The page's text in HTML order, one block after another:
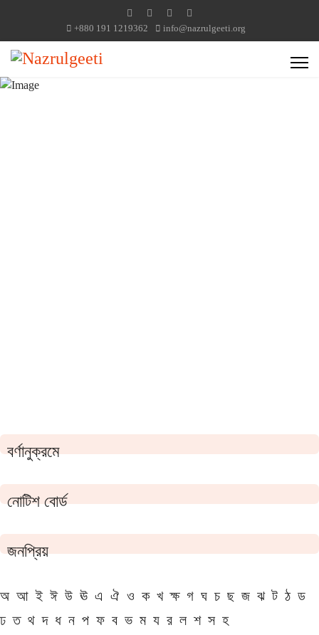
+880 191 1219362 info@nazrulgeeti.org
বর্ণানুক্রমে
নোটিশ বোর্ড
জনপ্রিয়
অ আ ই ঈ উ ঊ এ ঐ ও ক খ ক্ষ গ ঘ চ ছ জ ঝ ট ঠ ড
ঢ ত থ দ ধ ন প ফ ব ভ ম য র ল শ স হ